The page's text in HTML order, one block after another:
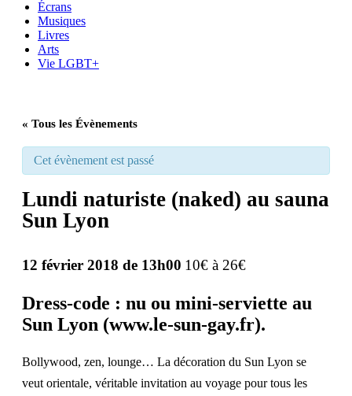
Écrans
Musiques
Livres
Arts
Vie LGBT+
« Tous les Évènements
Cet évènement est passé
Lundi naturiste (naked) au sauna
Sun Lyon
12 février 2018 de 13h00 10€ à 26€
Dress-code : nu ou mini-serviette au
Sun Lyon (www.le-sun-gay.fr).
Bollywood, zen, lounge… La décoration du Sun Lyon se
veut orientale, véritable invitation au voyage pour tous les